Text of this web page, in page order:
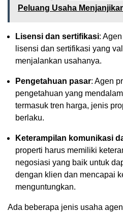
Peluang Usaha
Lisensi dan sertifikasi:
lisensi dan sertifikasi yang
menjalankan usahanya.
Pengetahuan pasar: Agen
pengetahuan yang
termasuk tren harga, jenis
berlaku.
Keterampilan komunikasi
properti harus memiliki
negosiasi yang baik untuk
dengan klien dan mencapai
menguntungkan.
Ada beberapa jenis usaha